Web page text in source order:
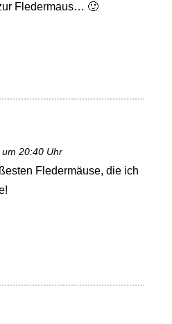
Fledermaus… 🙂
20:40 Uhr
Fledermäuse, die ich